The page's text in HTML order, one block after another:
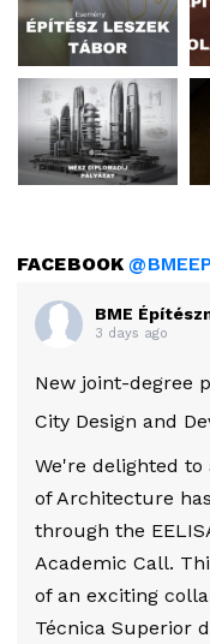
FACEBOOK
BME
3 days ago
New joint-degree
City Design and
We're delighted
of Architecture
through the
Academic Call.
of an exciting
Técnica Superior